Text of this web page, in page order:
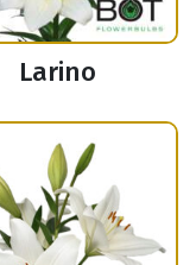
Larino